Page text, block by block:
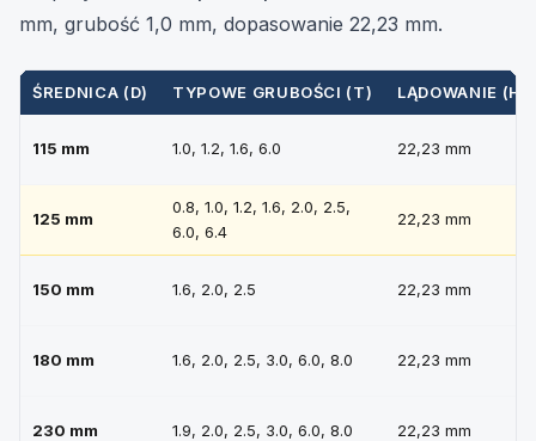
mm, grubość 1,0 mm, dopasowanie 22,23 mm.
ŚREDNICA (D) TYPOWE GRUBOŚCI (T) LĄDOWANIE (H)
115 mm 1.0, 1.2, 1.6, 6.0 22,23 mm
125 mm
0.8, 1.0, 1.2, 1.6, 2.0, 2.5,
6.0, 6.4
22,23 mm
150 mm 1.6, 2.0, 2.5 22,23 mm
180 mm 1.6, 2.0, 2.5, 3.0, 6.0, 8.0 22,23 mm
230 mm 1.9, 2.0, 2.5, 3.0, 6.0, 8.0 22,23 mm